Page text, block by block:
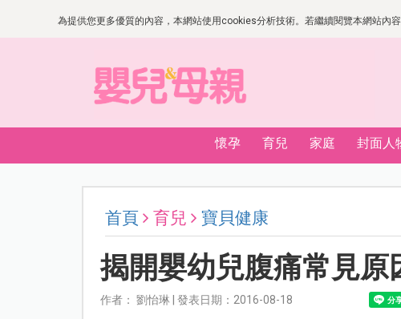
為提供您更多優質的內容，本網站使用cookies分析技術。若繼續閱覽本網站
懷孕 育兒 家庭 封面人
首頁 育兒 寶貝健康
揭開嬰幼兒腹痛常見原
作者： 劉怡琳 | 發表日期：2016-08-18